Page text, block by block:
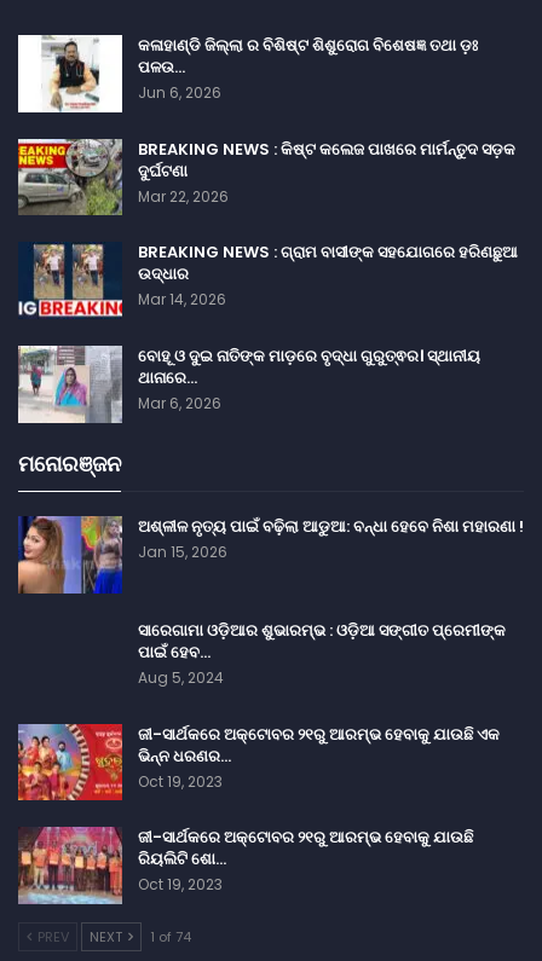
କଳାହାଣ୍ଡି ଜିଲ୍ଲା ର ବିଶିଷ୍ଟ ଶିଶୁରୋଗ ବିଶେଷଜ୍ଞ ତଥା ଡ଼ଃ
ପଳଉ…
Jun 6, 2026
BREAKING NEWS : କିଷ୍ଟ କଲେଜ ପାଖରେ ମାର୍ମନ୍ତୁଦ ସଡ଼କ
ଦୁର୍ଘଟଣା
Mar 22, 2026
BREAKING NEWS : ଗ୍ରାମ ବାସୀଙ୍କ ସହଯୋଗରେ ହରିଣଛୁଆ
ଉଦ୍ଧାର
Mar 14, 2026
ବୋହୂ ଓ ଦୁଇ ନାତିଙ୍କ ମାଡ଼ରେ ବୃଦ୍ଧା ଗୁରୁତ୍ଵର। ସ୍ଥାନୀୟ
ଥାନାରେ…
Mar 6, 2026
ମନୋରଞ୍ଜନ
ଅଶ୍ଳୀଳ ନୃତ୍ୟ ପାଇଁ ବଢ଼ିଲା ଆଡୁଆ: ବନ୍ଧା ହେବେ ନିଶା ମହାରଣା !
Jan 15, 2026
ସାରେଗାମା ଓଡ଼ିଆର ଶୁଭାରମ୍ଭ : ଓଡ଼ିଆ ସଙ୍ଗୀତ ପ୍ରେମୀଙ୍କ
ପାଇଁ ହେବ…
Aug 5, 2024
ଜୀ-ସାର୍ଥକରେ ଅକ୍ଟୋବର ୨୧ରୁ ଆରମ୍ଭ ହେବାକୁ ଯାଉଛି ଏକ
ଭିନ୍ନ ଧରଣର…
Oct 19, 2023
ଜୀ-ସାର୍ଥକରେ ଅକ୍ଟୋବର ୨୧ରୁ ଆରମ୍ଭ ହେବାକୁ ଯାଉଛି
ରିୟଲିଟି ଶୋ…
Oct 19, 2023
PREV NEXT 1 of 74